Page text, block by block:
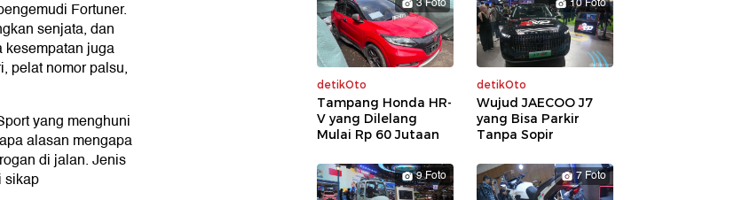
Fortuner.
senjata, dan
juga
pelat nomor palsu,
yang menghuni
alasan mengapa
di jalan. Jenis
sikap
detikOto
Tampang Honda HR-
V yang Dilelang
Mulai Rp 60 Jutaan
detikOto
Wujud JAECOO J7
yang Bisa Parkir
Tanpa Sopir
9 Foto 7 Foto